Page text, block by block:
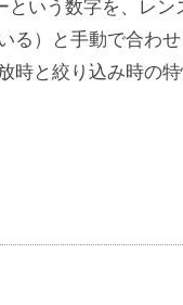
いう数字を、レン
）と手動で合わせ
時と絞り込み時の